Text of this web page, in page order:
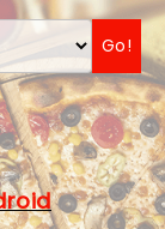
Go!